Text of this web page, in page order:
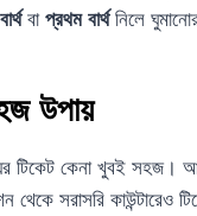
বা প্রথম বার্থনিলে
উপায়
টিকেট কেনা খুবই সহজ।
থেকে সরাসরি